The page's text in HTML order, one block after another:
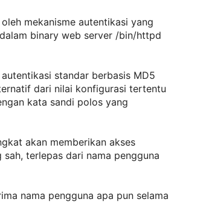
mekanisme autentikasi yang
binary web server /bin/httpd
standar berbasis MD5
dari nilai konfigurasi tertentu
kata sandi polos yang
akan memberikan akses
terlepas dari nama pengguna
nama pengguna apa pun selama